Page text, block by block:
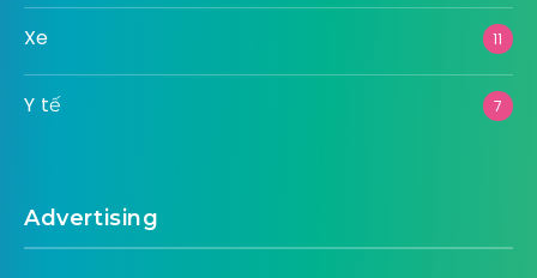
Xe 11
Y tế 7
Advertising